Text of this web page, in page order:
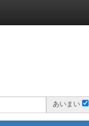
あいまい